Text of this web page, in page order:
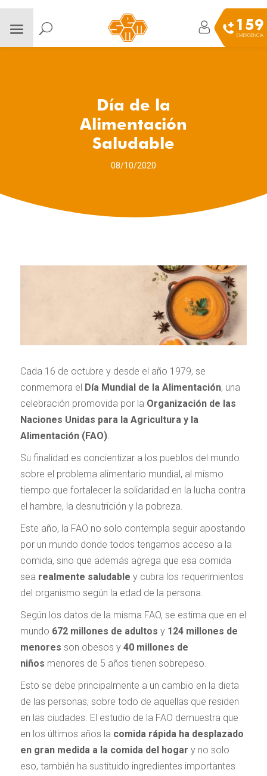
159
EMERGENCIA
Día de la
Alimentación
Saludable
08/10/2020
Cada 16 de octubre y desde el año 1979, se
conmemora el Día Mundial de la Alimentación, una
celebración promovida por la Organización de las
Naciones Unidas para la Agricultura y la
Alimentación (FAO).
Su finalidad es concientizar a los pueblos del mundo
sobre el problema alimentario mundial, al mismo
tiempo que fortalecer la solidaridad en la lucha contra
el hambre, la desnutrición y la pobreza.
Este año, la FAO no solo contempla seguir apostando
por un mundo donde todos tengamos acceso a la
comida, sino que además agrega que esa comida
sea realmente saludable y cubra los requerimientos
del organismo según la edad de la persona.
Según los datos de la misma FAO, se estima que en el
mundo 672 millones de adultos y 124 millones de
menores son obesos y 40 millones de
niños menores de 5 años tienen sobrepeso.
Esto se debe principalmente a un cambio en la dieta
de las personas, sobre todo de aquellas que residen
en las ciudades. El estudio de la FAO demuestra que
en los últimos años la comida rápida ha desplazado
en gran medida a la comida del hogar y no solo
eso, también ha sustituido ingredientes importantes